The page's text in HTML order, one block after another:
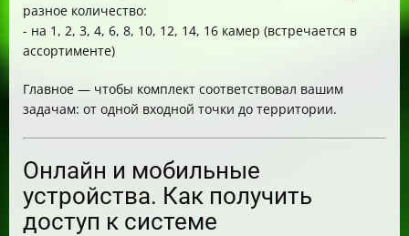
разное количество:
- на 1, 2, 3, 4, 6, 8, 10, 12, 14, 16 камер (встречается в
ассортименте)
Главное — чтобы комплект соответствовал вашим
задачам: от одной входной точки до территории.
Онлайн и мобильные
устройства. Как получить
доступ к системе